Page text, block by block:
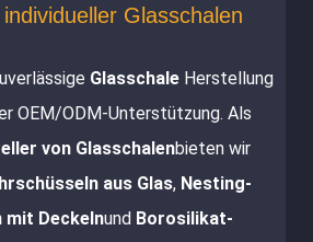
Glasschalen
GlasschaleHerstellung
OEM/ODM-Unterstützung. Als
von Glasschalenbieten wir
aus Glas, Nesting-
mit Deckelnund Borosilikat-